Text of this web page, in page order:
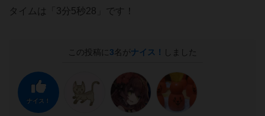
タイムは「3分5秒28」です！
この投稿に 3名がナイス！ しました
ナイス！